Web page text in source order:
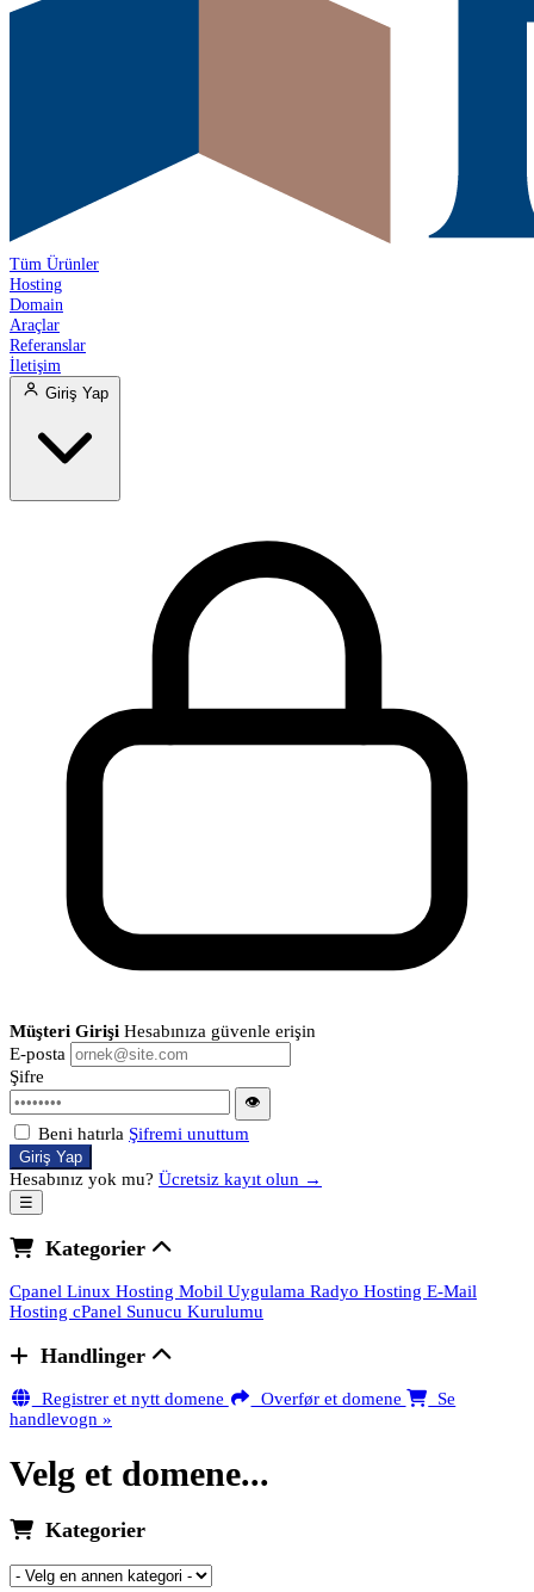
Tüm Ürünler
Hosting
Domain
Araçlar
Referanslar
İletişim
Giriş Yap
Müşteri Girişi Hesabınıza güvenle erişin
E-posta
Şifre
👁
Beni hatırla Şifremi unuttum
Giriş Yap
Hesabınız yok mu? Ücretsiz kayıt olun →
☰
Kategorier
Cpanel Linux Hosting Mobil Uygulama Radyo Hosting E-Mail
Hosting cPanel Sunucu Kurulumu
Handlinger
Registrer et nytt domene Overfør et domene
Se
handlevogn »
Velg et domene...
Kategorier